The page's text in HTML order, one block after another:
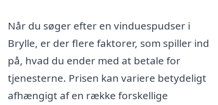
Når du søger efter en vinduespudser i
Brylle, er der flere faktorer, som spiller ind
på, hvad du ender med at betale for
tjenesterne. Prisen kan variere betydeligt
afhængigt af en række forskellige